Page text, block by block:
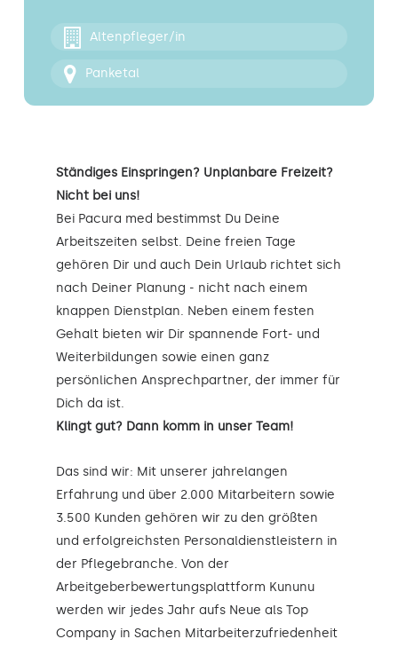
Altenpfleger/in
Panketal
Ständiges Einspringen? Unplanbare Freizeit?
Nicht bei uns!
Bei Pacura med bestimmst Du Deine
Arbeitszeiten selbst. Deine freien Tage
gehören Dir und auch Dein Urlaub richtet sich
nach Deiner Planung - nicht nach einem
knappen Dienstplan. Neben einem festen
Gehalt bieten wir Dir spannende Fort- und
Weiterbildungen sowie einen ganz
persönlichen Ansprechpartner, der immer für
Dich da ist.
Klingt gut? Dann komm in unser Team!
Das sind wir: Mit unserer jahrelangen
Erfahrung und über 2.000 Mitarbeitern sowie
3.500 Kunden gehören wir zu den größten
und erfolgreichsten Personaldienstleistern in
der Pflegebranche. Von der
Arbeitgeberbewertungsplattform Kununu
werden wir jedes Jahr aufs Neue als Top
Company in Sachen Mitarbeiterzufriedenheit